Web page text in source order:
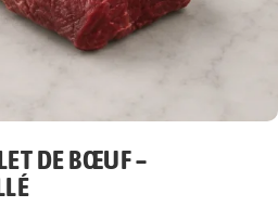
DE BŒUF –